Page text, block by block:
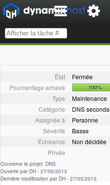
État
Fermée
Pourcentage achevé
100%
Type
Maintenance
Catégorie
DNS
Assignée à
Personne
Sévérité
Basse
Échéance
Non décidée
Privée
Concerne le projet: DNS
Ouverte parDH - 27/05/2013
Dernière modification parDH - 27/05/2013